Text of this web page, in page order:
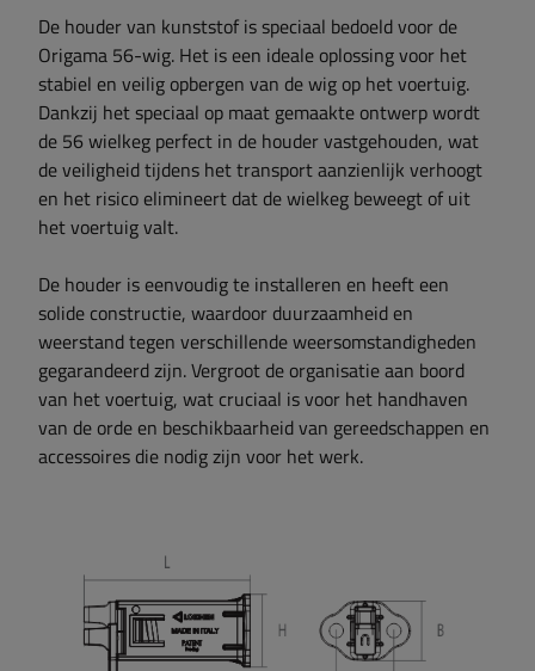
De houder van kunststof is speciaal bedoeld voor de
Origama 56-wig. Het is een ideale oplossing voor het
stabiel en veilig opbergen van de wig op het voertuig.
Dankzij het speciaal op maat gemaakte ontwerp wordt
de 56 wielkeg perfect in de houder vastgehouden, wat
de veiligheid tijdens het transport aanzienlijk verhoogt
en het risico elimineert dat de wielkeg beweegt of uit
het voertuig valt.
De houder is eenvoudig te installeren en heeft een
solide constructie, waardoor duurzaamheid en
weerstand tegen verschillende weersomstandigheden
gegarandeerd zijn. Vergroot de organisatie aan boord
van het voertuig, wat cruciaal is voor het handhaven
van de orde en beschikbaarheid van gereedschappen en
accessoires die nodig zijn voor het werk.